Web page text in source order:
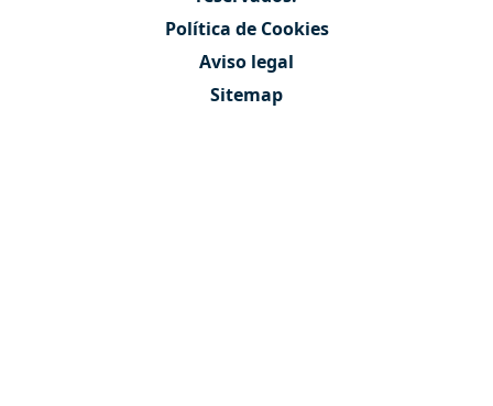
Política de Cookies
Aviso legal
Sitemap